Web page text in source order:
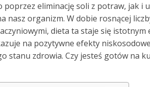
poprzez eliminację soli z potraw, jak i
nasz organizm. W dobie rosnącej
dieta ta staje się istotnym
na pozytywne efekty
stanu zdrowia. Czy jesteś gotów na